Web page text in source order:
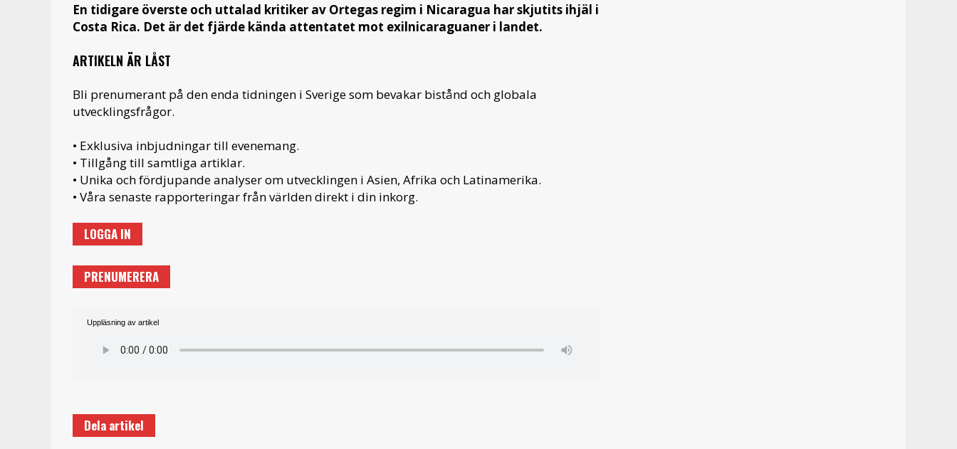
En tidigare överste och uttalad kritiker av Ortegas regim i Nicaragua har skjutits ihjäl i
Costa Rica. Det är det fjärde kända attentatet mot exilnicaraguaner i landet.
ARTIKELN ÄR LÅST
Bli prenumerant på den enda tidningen i Sverige som bevakar bistånd och globala
utvecklingsfrågor.
• Exklusiva inbjudningar till evenemang.
• Tillgång till samtliga artiklar.
• Unika och fördjupande analyser om utvecklingen i Asien, Afrika och Latinamerika.
• Våra senaste rapporteringar från världen direkt i din inkorg.
LOGGA IN
PRENUMERERA
Uppläsning av artikel
Dela artikel